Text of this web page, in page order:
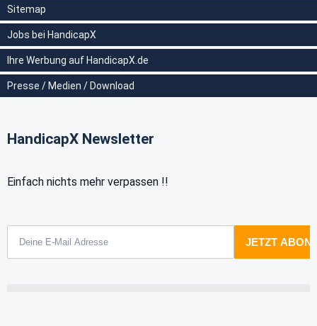
Sitemap
Jobs bei HandicapX
Ihre Werbung auf HandicapX.de
Presse / Medien / Download
HandicapX Newsletter
Einfach nichts mehr verpassen !!